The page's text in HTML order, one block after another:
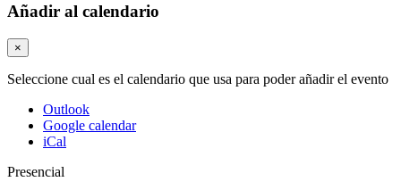
Añadir al calendario
×
Seleccione cual es el calendario que usa para poder añadir el evento
Outlook
Google calendar
iCal
Presencial